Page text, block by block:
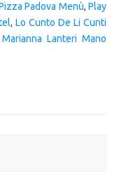
Padova Menù, Play
, Lo Cunto De Li Cunti
Marianna Lanteri Mano